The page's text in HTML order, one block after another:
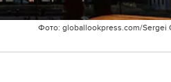
Фото: globallookpress.com/Sergei